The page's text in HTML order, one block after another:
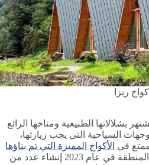
اكواخ ريزا
بشلالاتها الطبيعية ومناخها الرائع
السياحية التي يجب زيارتها،
في الأكواخ المميزة التي تم بناؤها
، كما شهدت المنطقة في عام 2023 إنشاء عدد من